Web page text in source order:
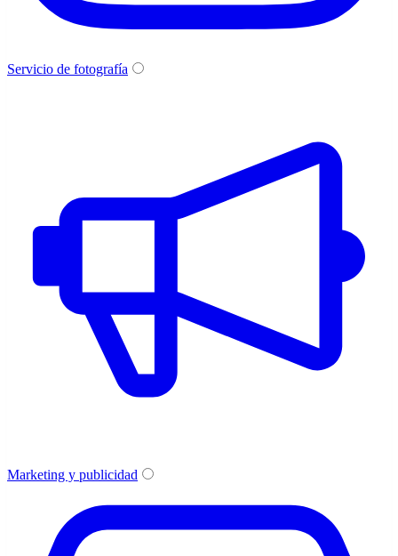
Servicio de fotografía
Marketing y publicidad